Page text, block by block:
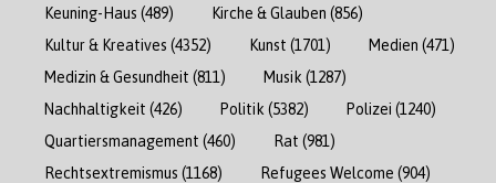
Keuning-Haus (489) Kirche & Glauben (856)
Kultur & Kreatives (4352) Kunst (1701) Medien (471)
Medizin & Gesundheit (811) Musik (1287)
Nachhaltigkeit (426) Politik (5382) Polizei (1240)
Quartiersmanagement (460) Rat (981)
Rechtsextremismus (1168) Refugees Welcome (904)